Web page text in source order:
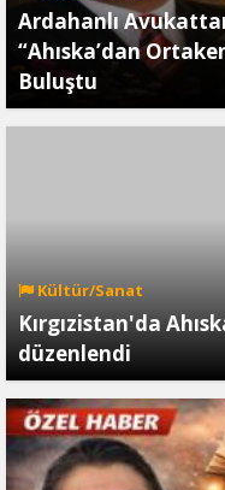
Ardahanlı
“Ahıska’dan
Buluştu
Kültür/Sanat
Kırgızistan'da
düzenlendi